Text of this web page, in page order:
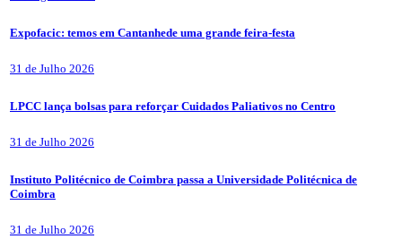
Expofacic: temos em Cantanhede uma grande feira-festa
31 de Julho 2026
LPCC lança bolsas para reforçar Cuidados Paliativos no Centro
31 de Julho 2026
Instituto Politécnico de Coimbra passa a Universidade Politécnica de
Coimbra
31 de Julho 2026